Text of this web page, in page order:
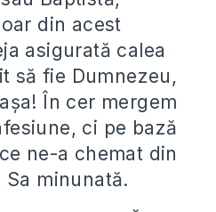
din acest
asigurată calea
să fie Dumnezeu,
În cer mergem
ci pe bază
ne-a chemat din
minunată.